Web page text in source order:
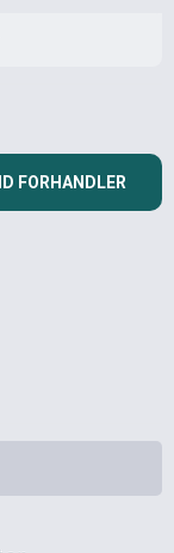
FORHANDLER